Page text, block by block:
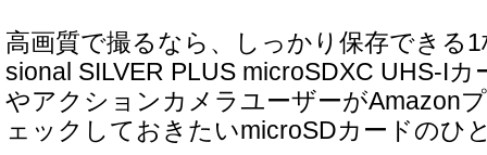
高画質で撮るなら、しっかり保存できる
sional SILVER PLUS microSDXC UHS-I
やアクションカメラユーザーがAmazon
ェックしておきたいmicroSDカードのひ